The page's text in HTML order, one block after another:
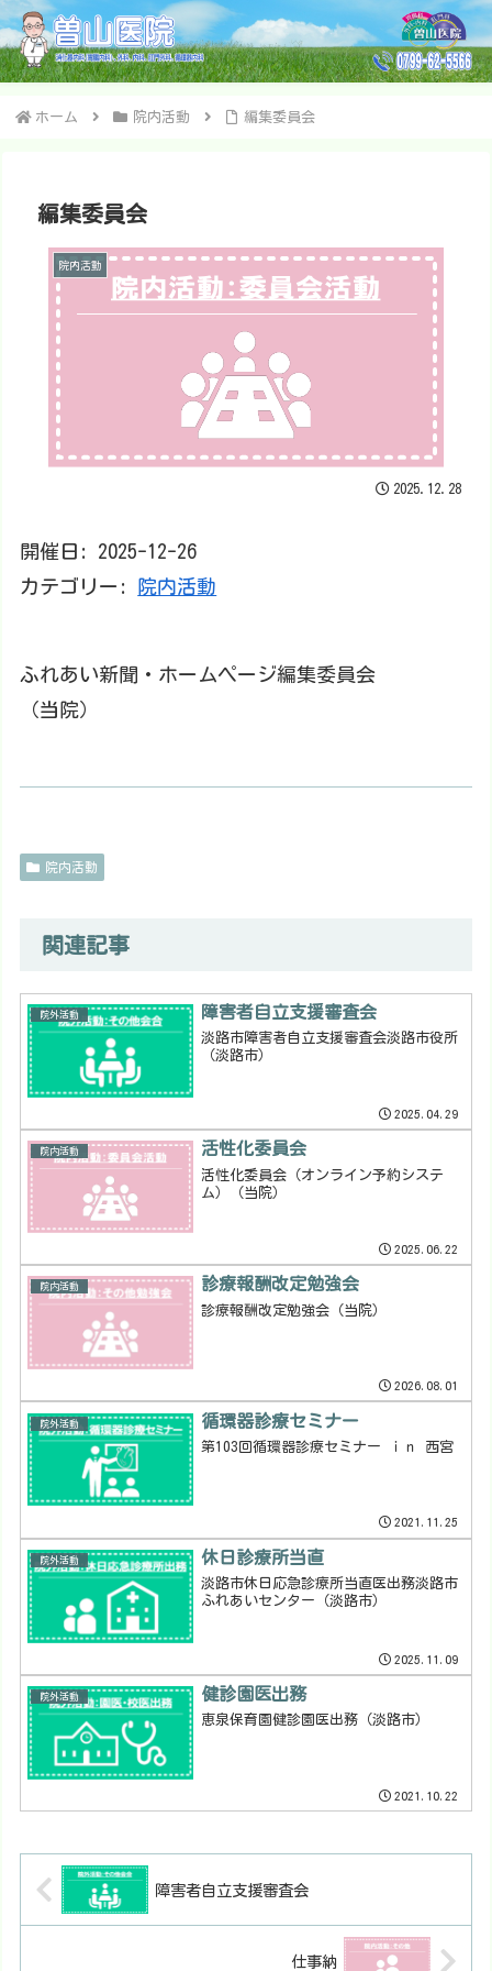
ホーム 院内活動 編集委員会
編集委員会
院内活動
2025.12.28
開催日: 2025-12-26
カテゴリー: 院内活動
ふれあい新聞・ホームページ編集委員会
（当院）
院内活動
関連記事
院外活動 障害者自立支援審査会
淡路市障害者自立支援審査会淡路市役所
（淡路市）
2025.04.29
院内活動 活性化委員会
活性化委員会（オンライン予約システ
ム）（当院）
2025.06.22
院内活動 診療報酬改定勉強会
診療報酬改定勉強会（当院）
2026.08.01
院外活動 循環器診療セミナー
第103回循環器診療セミナー ｉｎ 西宮
2021.11.25
院外活動 休日診療所当直
淡路市休日応急診療所当直医出務淡路市
ふれあいセンター（淡路市）
2025.11.09
院外活動 健診園医出務
恵泉保育園健診園医出務（淡路市）
2021.10.22
障害者自立支援審査会
仕事納